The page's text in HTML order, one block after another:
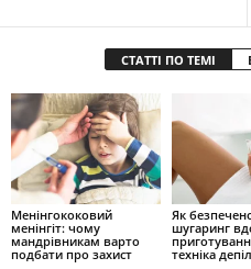
СТАТТІ ПО ТЕМІ
Менінгококовий
менінгіт: чому
мандрівникам варто
подбати про захист
Як
шугаринг
техніка